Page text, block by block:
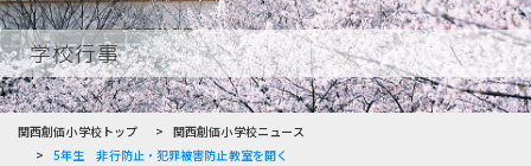
学校行事
関西創価小学校トップ
関西創価小学校ニュース
5年生 非行防止・犯罪被害防止教室を開く